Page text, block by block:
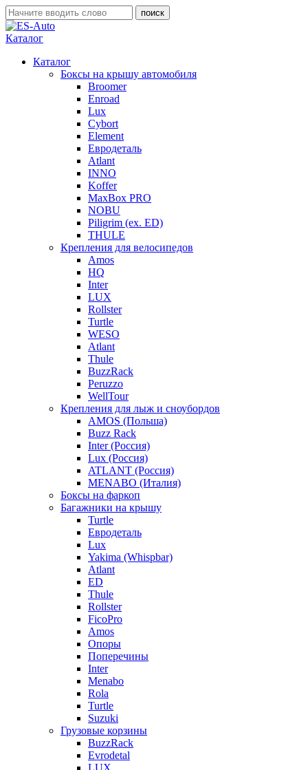
Каталог
Каталог
Боксы на крышу автомобиля
Broomer
Enroad
Lux
Cybort
Element
Евродеталь
Atlant
INNO
Koffer
MaxBox PRO
NOBU
Piligrim (ex. ED)
THULE
Крепления для велосипедов
Amos
HQ
Inter
LUX
Rollster
Turtle
WESO
Atlant
Thule
BuzzRack
Peruzzo
WellTour
Крепления для лыж и сноубордов
AMOS (Польша)
Buzz Rack
Inter (Россия)
Lux (Россия)
ATLANT (Россия)
MENABO (Италия)
Боксы на фаркоп
Багажники на крышу
Turtle
Евродеталь
Lux
Yakima (Whispbar)
Atlant
ED
Thule
Rollster
FicoPro
Amos
Опоры
Поперечины
Inter
Menabo
Rola
Turtle
Suzuki
Грузовые корзины
BuzzRack
Evrodetal
LUX